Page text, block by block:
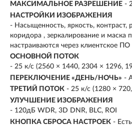
МАКСИМАЛЬНОЕ РАЗРЕШЕНИЕ -
НАСТРОЙКИ ИЗОБРАЖЕНИЯ
- Насыщенность, яркость, контраст,
коридора , зеркалирование и маска
настраиваются через клиентское
ОСНОВНОЙ ПОТОК
- 25 к/с (2560 × 1440, 2304 × 1296,
ПЕРЕКЛЮЧЕНИЕ «ДЕНЬ/НОЧЬ» -
ТРЕТИЙ ПОТОК - 25 к/с (1280 ×
УЛУЧШЕНИЕ ИЗОБРАЖЕНИЯ
- 120дБ WDR, 3D DNR, BLC, ROI
КНОПКА СБРОСА НАСТРОЕК - Есть